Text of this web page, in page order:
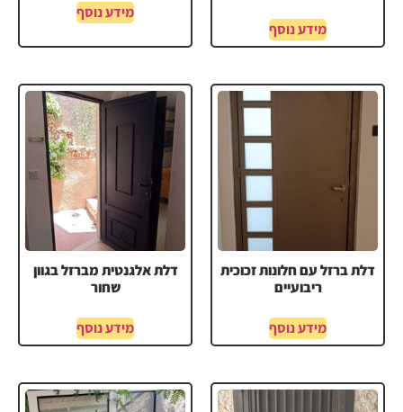
מידע נוסף
מידע נוסף
דלת ברזל עם חלונות זכוכית
ריבועיים
מידע נוסף
דלת אלגנטית מברזל בגוון
שחור
מידע נוסף